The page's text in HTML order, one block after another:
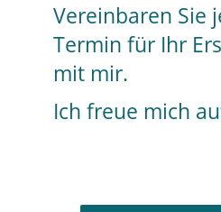
Vereinbaren Sie
Termin für Ihr
mit mir.
Ich freue mich